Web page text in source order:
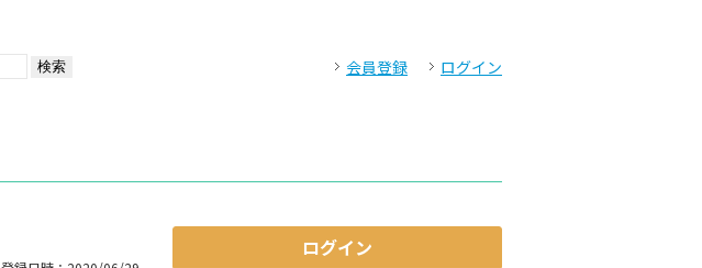
会員登録 ログイン
ログイン